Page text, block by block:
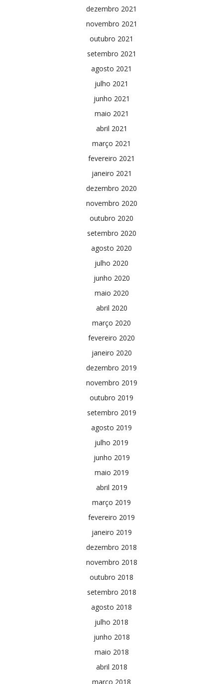
dezembro 2021
novembro 2021
outubro 2021
setembro 2021
agosto 2021
julho 2021
junho 2021
maio 2021
abril 2021
março 2021
fevereiro 2021
janeiro 2021
dezembro 2020
novembro 2020
outubro 2020
setembro 2020
agosto 2020
julho 2020
junho 2020
maio 2020
abril 2020
março 2020
fevereiro 2020
janeiro 2020
dezembro 2019
novembro 2019
outubro 2019
setembro 2019
agosto 2019
julho 2019
junho 2019
maio 2019
abril 2019
março 2019
fevereiro 2019
janeiro 2019
dezembro 2018
novembro 2018
outubro 2018
setembro 2018
agosto 2018
julho 2018
junho 2018
maio 2018
abril 2018
março 2018